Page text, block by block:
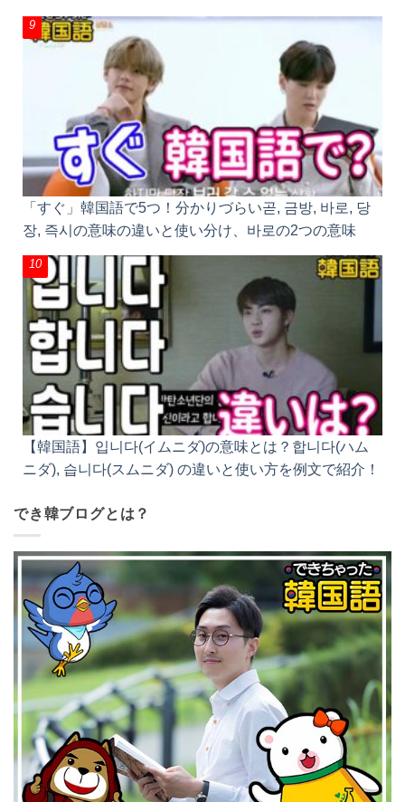
「すぐ」韓国語で5つ！分かりづらい곧, 금방, 바로, 당
장, 즉시の意味の違いと使い分け、바로の2つの意味
【韓国語】입니다(イムニダ)の意味とは？합니다(ハム
ニダ), 습니다(スムニダ) の違いと使い方を例文で紹介！
でき韓ブログとは？